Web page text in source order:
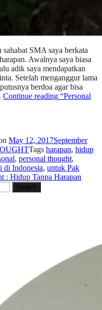
sahabat SMA saya berkata
Awalnya saya biasa
adik saya mendapatkan
Setelah menganggur lama
berdoa agar bisa
Continue reading “Personal
May 12, 2017September
Tags harapan, hidup
, personal thought,
di Indonesia, untuk Pak
: Hidup Tanpa Harapan
Search